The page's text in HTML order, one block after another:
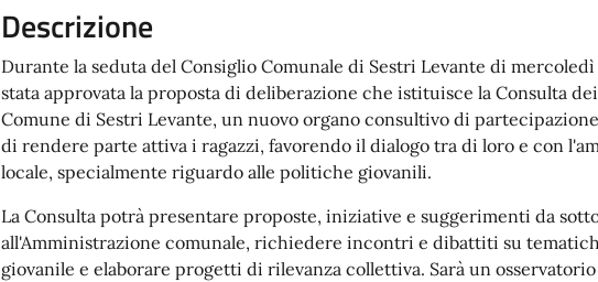
Descrizione
Durante la seduta del Consiglio Comunale di Sestri Levante di mercoledì
stata approvata la proposta di deliberazione che istituisce la Consulta
Comune di Sestri Levante, un nuovo organo consultivo di
di rendere parte attiva i ragazzi, favorendo il dialogo tra di loro e con
locale, specialmente riguardo alle politiche giovanili.
La Consulta potrà presentare proposte, iniziative e suggerimenti da
all'Amministrazione comunale, richiedere incontri e dibattiti su
giovanile e elaborare progetti di rilevanza collettiva. Sarà un